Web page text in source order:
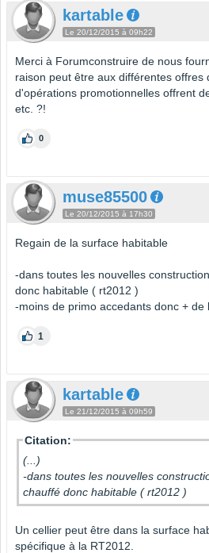
kartable
Le 20/12/2015 à 09h22
Merci à Forumconstruire de nous
raison peut être aux différentes offres
d'opérations promotionnelles offrent
etc. ?!
0
muse85500
Le 20/12/2015 à 17h30
Regain de la surface habitable
-dans toutes les nouvelles
donc habitable ( rt2012 )
-moins de primo accedants donc + de
1
kartable
Le 21/12/2015 à 09h59
Citation:
(...)
-dans toutes les nouvelles
chauffé donc habitable ( rt2012 )
Un cellier peut être dans la surface
spécifique à la RT2012.